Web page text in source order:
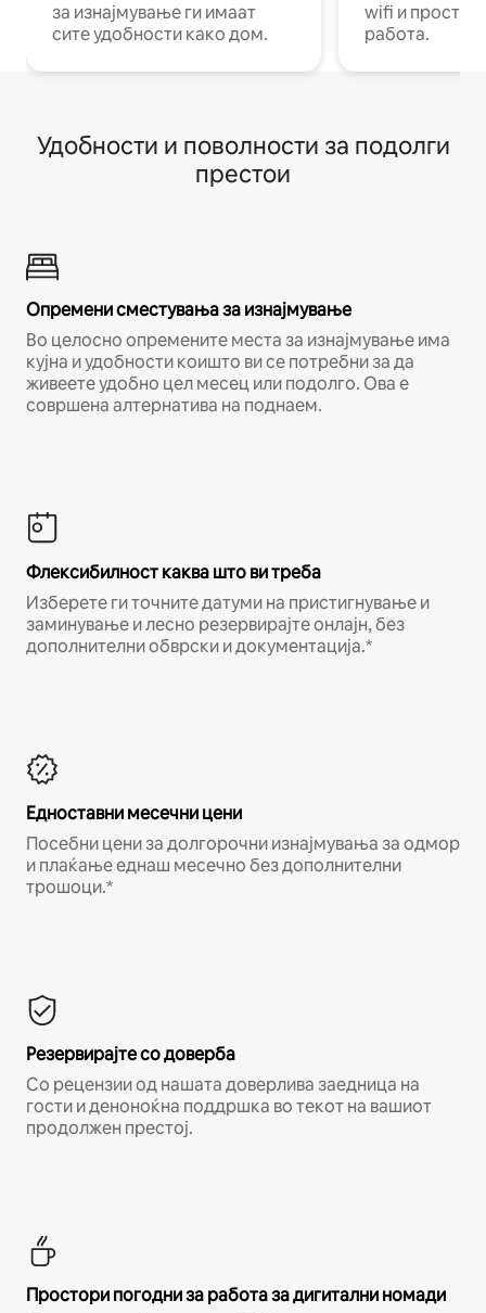
за изнајмување ги имаат
сите удобности како дом.
wifi и
работа.
Удобности и поволности за подолги
престои
Опремени сместувања за изнајмување
Во целосно опремените места за изнајмување има
кујна и удобности коишто ви се потребни за да
живеете удобно цел месец или подолго. Ова е
совршена алтернатива на поднаем.
Флексибилност каква што ви треба
Изберете ги точните датуми на пристигнување и
заминување и лесно резервирајте онлајн, без
дополнителни обврски и документација.*
Едноставни месечни цени
Посебни цени за долгорочни изнајмувања за одмор
и плаќање еднаш месечно без дополнителни
трошоци.*
Резервирајте со доверба
Со рецензии од нашата доверлива заедница на
гости и деноноќна поддршка во текот на вашиот
продолжен престој.
Простори погодни за работа за дигитални номади